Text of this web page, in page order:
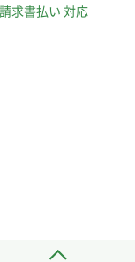
求書払い 対応